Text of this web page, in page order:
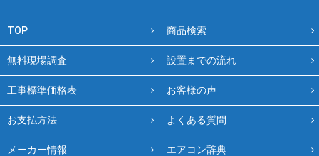
TOP 商品検索
無料現場調査 設置までの流れ
工事標準価格表 お客様の声
お支払方法 よくある質問
メーカー情報 エアコン辞典